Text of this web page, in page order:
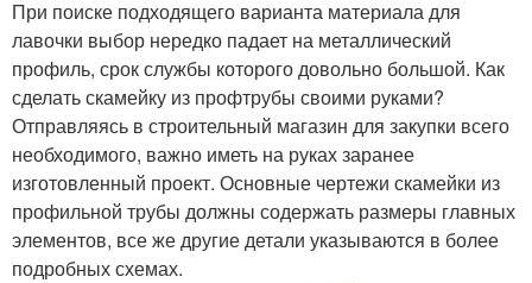
При поиске подходящего варианта материала для
лавочки выбор нередко падает на металлический
профиль, срок службы которого довольно большой. Как
сделать скамейку из профтрубы своими руками?
Отправляясь в строительный магазин для закупки всего
необходимого, важно иметь на руках заранее
изготовленный проект. Основные чертежи скамейки из
профильной трубы должны содержать размеры главных
элементов, все же другие детали указываются в более
подробных схемах.